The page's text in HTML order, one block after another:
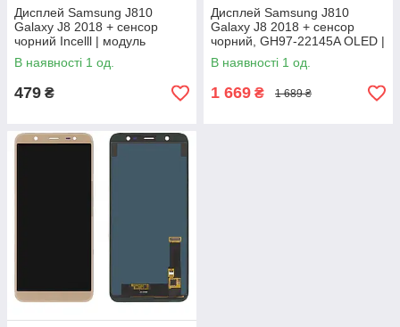
Дисплей Samsung J810
Galaxy J8 2018 + сенсор
чорний Incelll | модуль
В наявності 1 од.
479 ₴
Дисплей Samsung J810
Galaxy J8 2018 + сенсор
чорний, GH97-22145A OLED |
модуль
В наявності 1 од.
1 669 ₴ 1 689 ₴